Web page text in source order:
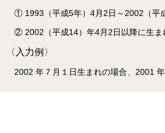
① 1993（平成5年）4月2日～2002（平
② 2002（平成14）年4月2日以降に生ま
〈入力例〉
2002 年７月１日生まれの場合、2001